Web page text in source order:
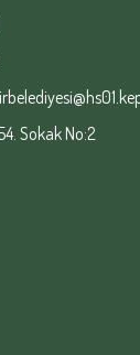
Sokak No:2